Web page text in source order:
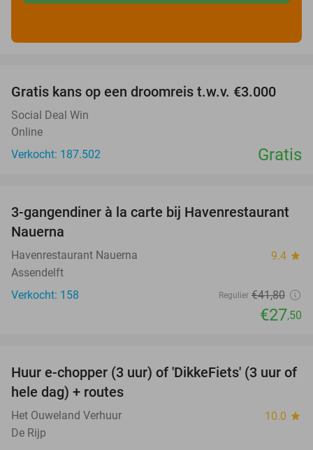
Gratis kans op een droomreis t.w.v. €3.000
Social Deal Win
Online
Verkocht: 187.502
Gratis
34%
3-gangendiner à la carte bij Havenrestaurant
Nauerna
Havenrestaurant Nauerna 9.4 star
Assendelft
Verkocht: 158
Regulier €41,80
€27,50
50%
Huur e-chopper (3 uur) of 'DikkeFiets' (3 uur of
hele dag) + routes
Het Ouweland Verhuur 10.0 star
De Rijp